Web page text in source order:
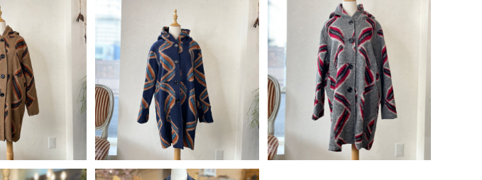
フード付 コー
ウン＞
OUT
イタリア製 大柄 フード付 コー
ト＜ネイビー＞
¥13,040
20%OFF
SOLD OUT
イタリア製 大柄 フード付 コー
ト＜グレー＞
¥13,040
20%OFF
SOLD OUT